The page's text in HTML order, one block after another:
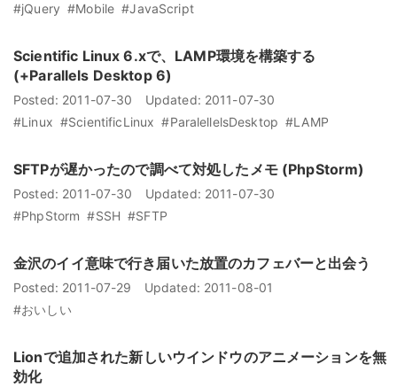
#jQuery #Mobile #JavaScript
Scientific Linux 6.xで、LAMP環境を構築する
(+Parallels Desktop 6)
Posted: 2011-07-30 Updated: 2011-07-30
#Linux #ScientificLinux #ParalellelsDesktop #LAMP
SFTPが遅かったので調べて対処したメモ (PhpStorm)
Posted: 2011-07-30 Updated: 2011-07-30
#PhpStorm #SSH #SFTP
金沢のイイ意味で行き届いた放置のカフェバーと出会う
Posted: 2011-07-29 Updated: 2011-08-01
#おいしい
Lionで追加された新しいウインドウのアニメーションを無
効化